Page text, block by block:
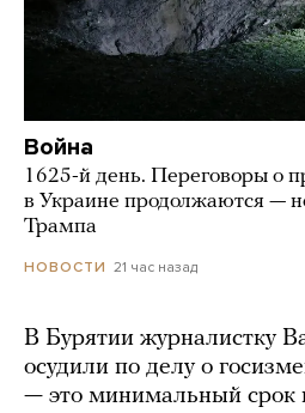
Война
1625-й день. Переговоры о
в Украине продолжаются —
Трампа
НОВОСТИ 21 час назад
В Бурятии журналистку
осудили по делу о
— это минимальный срок